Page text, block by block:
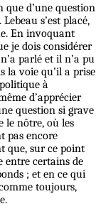
que d’une question
s’est placé,
En invoquant
je dois considérer
parlé et il n’a pu
la voie qu’il a prise
à
d’apprécier
question si grave
le nôtre, où les
pas encore
que, sur ce point
entre certains de
; et en ce qui
toujours,